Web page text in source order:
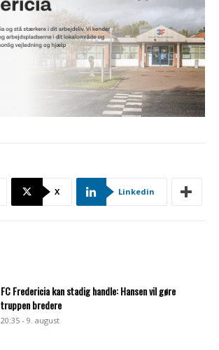
X Linkedin
FC Fredericia kan stadig handle: Hansen vil gøre
truppen bredere
20:35 - 9. august